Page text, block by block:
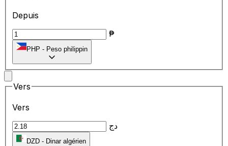
Depuis
₱
PHP - Peso philippin
Vers
Vers
دج
DZD - Dinar algérien